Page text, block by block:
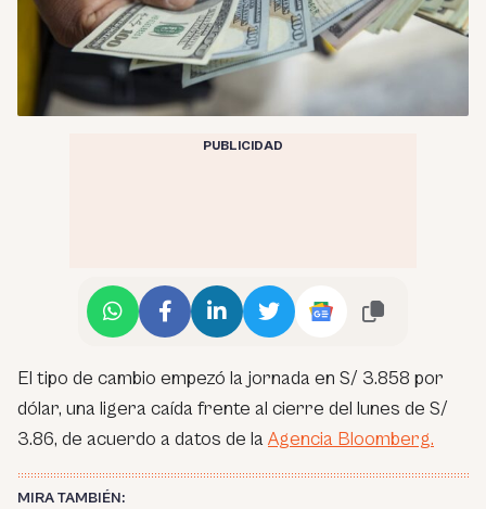
PUBLICIDAD
El tipo de cambio empezó la jornada en S/ 3.858 por
dólar, una ligera caída frente al cierre del lunes de S/
3.86, de acuerdo a datos de la Agencia Bloomberg.
MIRA TAMBIÉN: